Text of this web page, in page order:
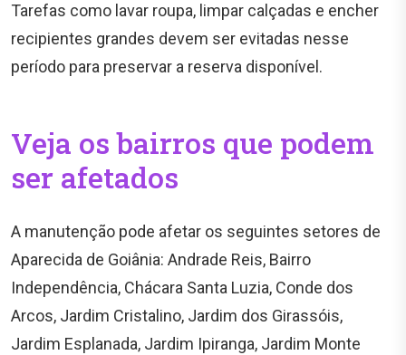
Tarefas como lavar roupa, limpar calçadas e encher
recipientes grandes devem ser evitadas nesse
período para preservar a reserva disponível.
Veja os bairros que podem
ser afetados
A manutenção pode afetar os seguintes setores de
Aparecida de Goiânia: Andrade Reis, Bairro
Independência, Chácara Santa Luzia, Conde dos
Arcos, Jardim Cristalino, Jardim dos Girassóis,
Jardim Esplanada, Jardim Ipiranga, Jardim Monte